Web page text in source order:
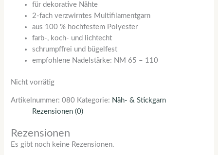
für dekorative Nähte
2-fach verzwirntes Multifilamentgarn
aus 100 % hochfestem Polyester
farb-, koch- und lichtecht
schrumpffrei und bügelfest
empfohlene Nadelstärke: NM 65 – 110
Nicht vorrätig
Artikelnummer:080 Kategorie: Näh- & Stickgarn
Rezensionen (0)
Rezensionen
Es gibt noch keine Rezensionen.